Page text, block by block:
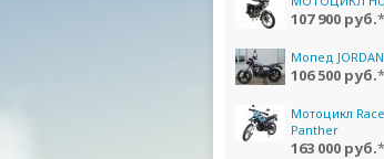
107 900 руб.*
Мопед JORDAN
106 500 руб.*
Мотоцикл
Panther
163 000 руб.*